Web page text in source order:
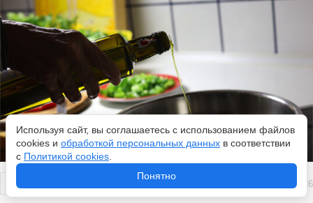
Перейти 5 августа 2026
Используя сайт, вы соглашаетесь с использованием файлов
cookies и обработкой персональных данных в соответствии
с Политикой cookies
Понятно